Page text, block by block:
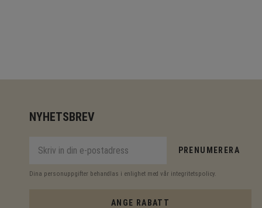
NYHETSBREV
PRENUMERERA
Dina personuppgifter behandlas i enlighet med vår integritetspolicy.
ANGE RABATT